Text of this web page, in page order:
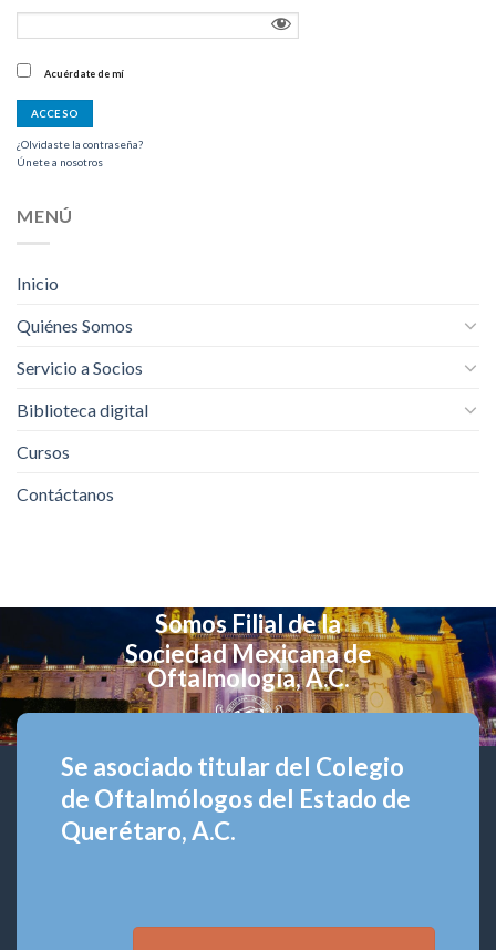
Acuérdate de mí
¿Olvidaste la contraseña?
Únete a nosotros
MENÚ
Inicio
Quiénes Somos
Servicio a Socios
Biblioteca digital
Cursos
Contáctanos
Somos Filial de la
Sociedad Mexicana de
Oftalmología, A.C.
Se asociado titular del Colegio
de Oftalmólogos del Estado de
Querétaro, A.C.